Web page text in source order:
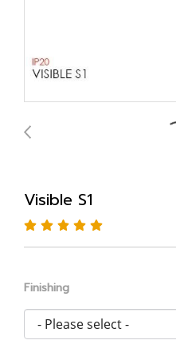
Visible S1
Finishing